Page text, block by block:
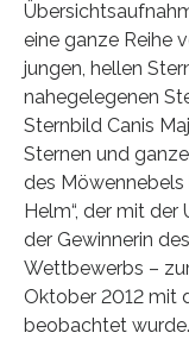
eine ganze Reihe
jungen, hellen
nahegelegenen
Sternbild Canis
Sternen und
des Möwennebels
Helm“, der mit
der Gewinnerin
Wettbewerbs –
Oktober 2012 mit
beobachtet wurde.